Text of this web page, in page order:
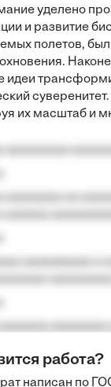
уделено
и развитие
полетов,
идеи
их масштаб и
работа?
написан по